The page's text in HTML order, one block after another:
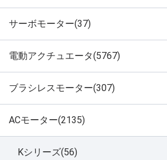
サーボモーター(37)
電動アクチュエータ(5767)
ブラシレスモーター(307)
ACモーター(2135)
Kシリーズ(56)